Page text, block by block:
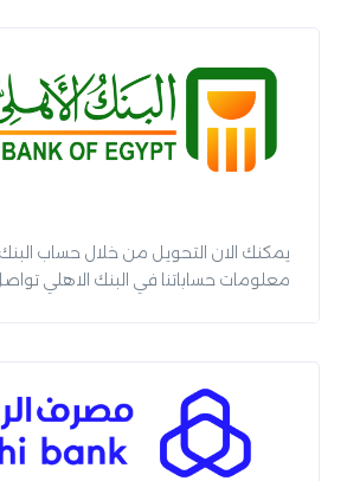
يمكنك الان التحويل من خلال حساب
معلومات حساباتنا في البنك الاهلي